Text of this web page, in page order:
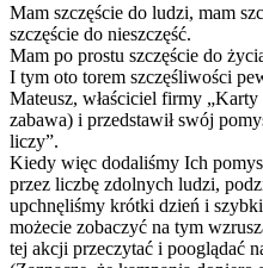
Mam szczęście do ludzi, mam
szczęście do nieszczęść.
Mam po prostu szczęście do
I tym oto torem szczęśliwości
Mateusz, właściciel firmy
zabawa) i przedstawił swój
liczy”.
Kiedy więc dodaliśmy Ich
przez liczbę zdolnych ludzi,
upchnęliśmy krótki dzień i
możecie zobaczyć na tym
tej akcji przeczytać i pooglądać